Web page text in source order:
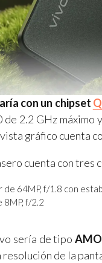
con un chipset
2.2 GHz máximo
gráfico cuenta
cuenta con
de 64MP, f/1.8 con
8MP, f/2.2
sería de tipo
de la